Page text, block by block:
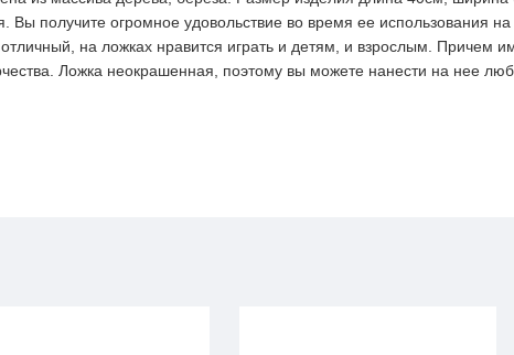
получите огромное удовольствие во время ее использования
на ложках нравится играть и детям, и взрослым. Причем
Ложка неокрашенная, поэтому вы можете нанести на нее